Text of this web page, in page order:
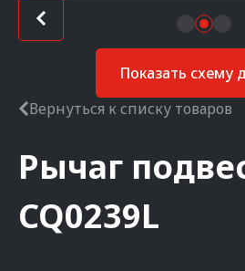
Показать схему
Вернуться к списку товаров
Рычаг
CQ0239L